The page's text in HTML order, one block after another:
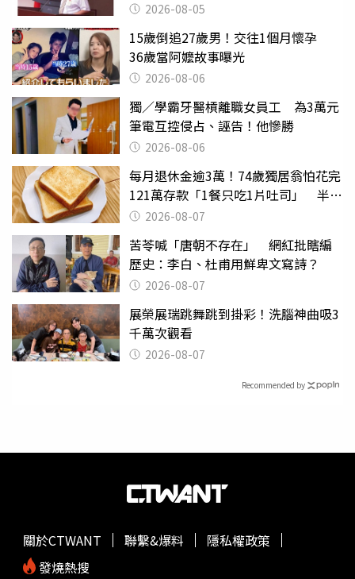
2026-08-05
15歲倒追27歲男！交往1個月懷孕
36歲當阿嬤故事曝光
2026-08-06
獨／學霸牙醫槓離職女員工 為3萬元
筆電互控侵占、誣告！他慘勝
2026-08-06
每月退休金逾3萬！74歲獨居翁怕花完
121萬存款「1餐只吃1片吐司」 半年
後暴瘦嚇壞女兒
2026-08-07
苦苓喊「唐朝不存在」 網紅批瞎編
歷史：李白、杜甫用鮮卑文寫詩？
2026-08-07
展榮展瑞跳舞跳到掛彩！洗腦神曲吸3
千萬次觀看
2026-08-07
Recommended by
關於CTWANT 聯繫&爆料
隱私權政策
發燒熱搜